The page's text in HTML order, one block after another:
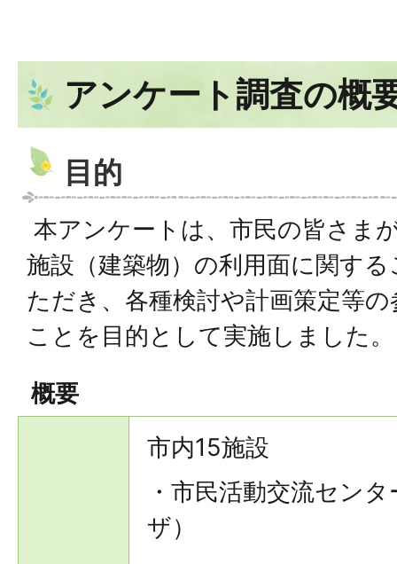
アンケート調査の概
目的
本アンケートは、市民の皆さま
施設（建築物）の利用面に関す
ただき、各種検討や計画策定等
ことを目的として実施しました。
概要
市内15施設
・市民活動交流セン
ザ）